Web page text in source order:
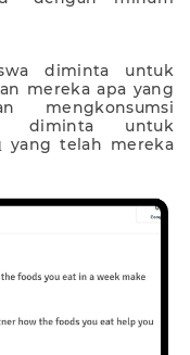
diminta untuk
mereka apa yang
mengkonsumsi
diminta untuk
yang telah mereka